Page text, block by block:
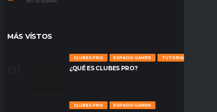
MÁS VÍSTOS
CLUBES PRO ESPACIO GAMER TUTORIALES
¿QUÉ ES CLUBES PRO?
CLUBES PRO ESPACIO GAMER